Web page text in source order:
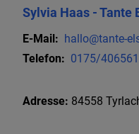
Sylvia Haas - Tante
E-Mail: hallo@tante-
Telefon: 0175/
Adresse: 84558